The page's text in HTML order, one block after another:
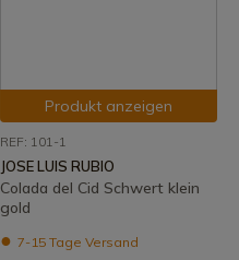
Produkt anzeigen
REF: 101-1
JOSE LUIS RUBIO
Colada del Cid Schwert klein
gold
7-15 Tage Versand